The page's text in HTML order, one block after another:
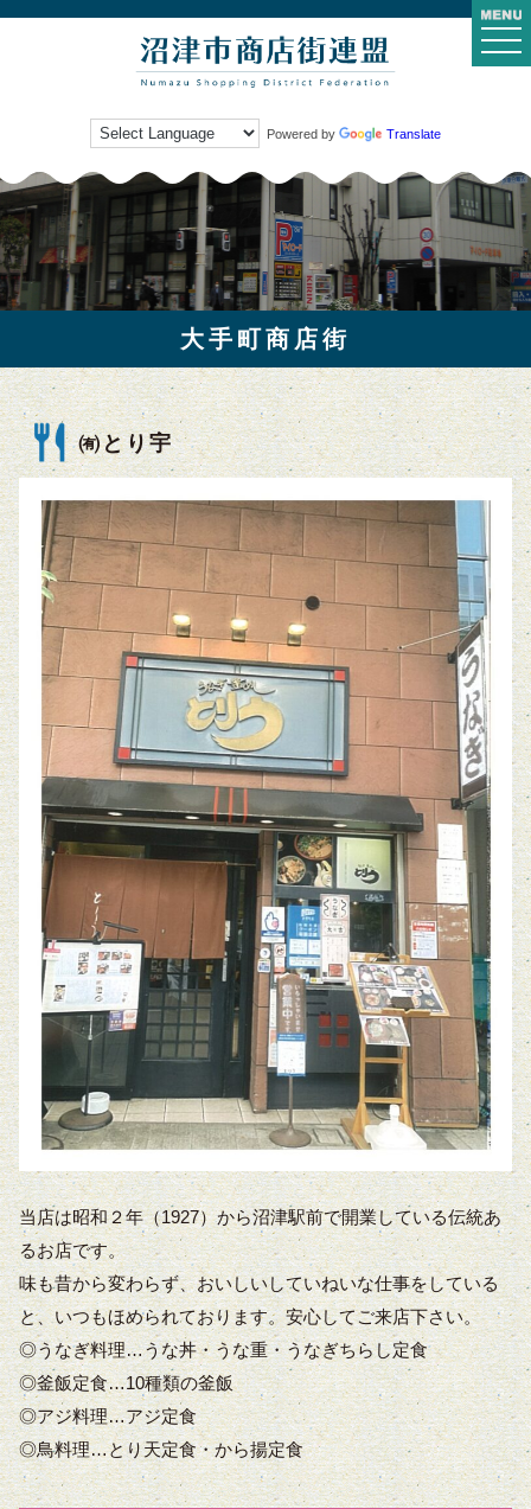
Powered by Translate
大手町商店街
㈲とり宇
当店は昭和２年（1927）から沼津駅前で開業している伝統あ
るお店です。
味も昔から変わらず、おいしいしていねいな仕事をしている
と、いつもほめられております。安心してご来店下さい。
◎うなぎ料理…うな丼・うな重・うなぎちらし定食
◎釜飯定食…10種類の釜飯
◎アジ料理…アジ定食
◎鳥料理…とり天定食・から揚定食